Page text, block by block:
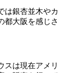
は銀杏並木やカ
都大阪を感じさ
スは現在アメリ